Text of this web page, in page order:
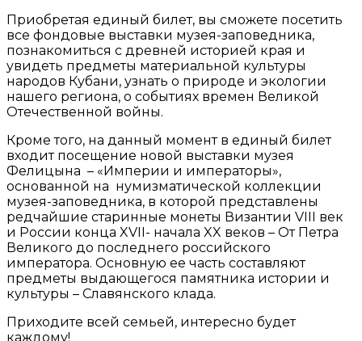
Приобретая единый билет, вы сможете посетить
все фондовые выставки музея-заповедника,
познакомиться с древней историей края и
увидеть предметы материальной культуры
народов Кубани, узнать о природе и экологии
нашего региона, о событиях времен Великой
Отечественной войны.
Кроме того, на данный момент в единый билет
входит посещение новой выставки музея
Фелицына – «Империи и императоры»,
основанной на нумизматической коллекции
музея-заповедника, в которой представлены
редчайшие старинные монеты Византии VIII век
и России конца XVII- начала XX веков – От Петра
Великого до последнего российского
императора. Основную ее часть составляют
предметы выдающегося памятника истории и
культуры – Славянского клада.
Приходите всей семьей, интересно будет
каждому!